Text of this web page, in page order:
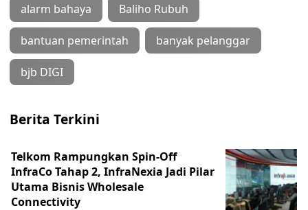
alarm bahaya Baliho Rubuh
bantuan pemerintah banyak pelanggar
bjb DIGI
Berita Terkini
Telkom Rampungkan Spin-Off
InfraCo Tahap 2, InfraNexia Jadi Pilar
Utama Bisnis Wholesale
Connectivity